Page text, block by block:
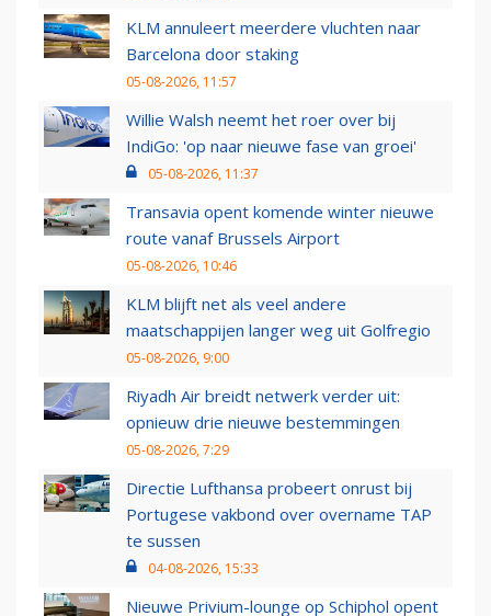
KLM annuleert meerdere vluchten naar
Barcelona door staking
05-08-2026, 11:57
Willie Walsh neemt het roer over bij
IndiGo: 'op naar nieuwe fase van groei'
05-08-2026, 11:37
Transavia opent komende winter nieuwe
route vanaf Brussels Airport
05-08-2026, 10:46
KLM blijft net als veel andere
maatschappijen langer weg uit Golfregio
05-08-2026, 9:00
Riyadh Air breidt netwerk verder uit:
opnieuw drie nieuwe bestemmingen
05-08-2026, 7:29
Directie Lufthansa probeert onrust bij
Portugese vakbond over overname TAP
te sussen
04-08-2026, 15:33
Nieuwe Privium-lounge op Schiphol opent